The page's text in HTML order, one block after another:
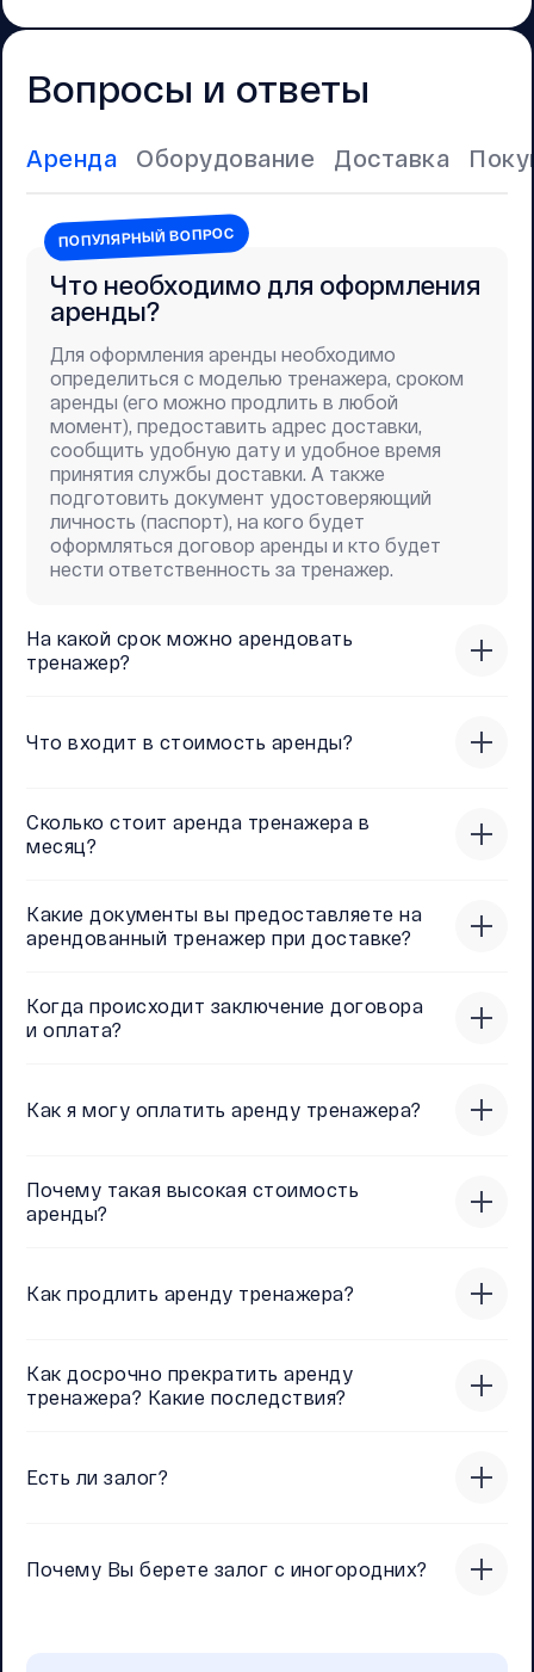
Вопросы и ответы
Аренда Оборудование Доставка
На какой срок можно арендовать
тренажер?
Что входит в стоимость аренды?
Сколько стоит аренда тренажера в
месяц?
Какие документы вы предоставляете на
арендованный тренажер при доставке?
Когда происходит заключение договора
и оплата?
Как я могу оплатить аренду тренажера?
Почему такая высокая стоимость
аренды?
Как продлить аренду тренажера?
Как досрочно прекратить аренду
тренажера? Какие последствия?
Есть ли залог?
Почему Вы берете залог с иногородних?
ПОПУЛЯРНЫЙ ВОПРОС
Что необходимо для оформления
аренды?
Для оформления аренды необходимо
определиться с моделью тренажера, сроком
аренды (его можно продлить в любой
момент), предоставить адрес доставки,
сообщить удобную дату и удобное время
принятия службы доставки. А также
подготовить документ удостоверяющий
личность (паспорт), на кого будет
оформляться договор аренды и кто будет
нести ответственность за тренажер.